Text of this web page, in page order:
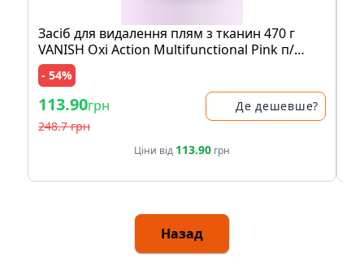
Засіб для видалення плям з тканин 470 г
VANISH Oxi Action Multifunctional Pink п/
банка
- 54%
113.90грн
248.7 грн
Де дешевше?
Ціни від 113.90 грн
Назад